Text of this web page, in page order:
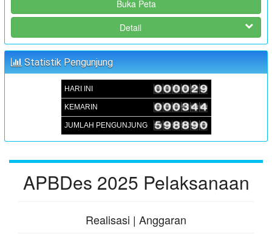
Koordinator : JUFRI (SEKDES SAMBUEJA)
MUSRENBANGDES PENYUSUNAN RKPDes T.A 2025 DAN
DU-RKP T.A 2026
Waktu : 05 September 2024 09:00:00
Aula Kantor Desa Sambueja
JUFRI (SEKDES SAMBUEJA)
Buka Peta
Detail
Statistik Pengunjung
HARI INI
KEMARIN
JUMLAH PENGUNJUNG
APBDes 2025 Pelaksanaan
Realisasi | Anggaran